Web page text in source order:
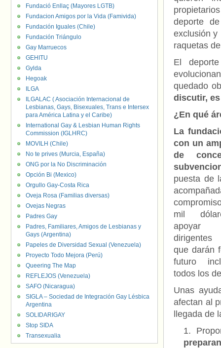
deporte
exclusión y
raquetas
El
quedado
discutir,
¿En qué
La
con un
de
puesta de
mil
dirigentes
que darán
futuro
todos los
Unas
afectan al
llegada de
Fundació Enllaç (Mayores LGTB)
Fundacion Amigos por la Vida (Famivida)
Fundación Iguales (Chile)
Fundación Triángulo
Gay Marruecos
GEHITU
Gylda
Hegoak
ILGA
ILGALAC ( Asociación Internacional de
Lesbianas, Gays, Bisexuales, Trans e Intersex
para América Latina y el Caribe)
International Gay & Lesbian Human Rights
Commission (IGLHRC)
MOVILH (Chile)
No te prives (Murcia, España)
ONG por la No Discriminación
Opción Bi (Mexico)
Orgullo Gay-Costa Rica
Oveja Rosa (Familias diversas)
Ovejas Negras
Padres Gay
Padres, Familiares, Amigos de Lesbianas y
Gays (Argentina)
Papeles de Diversidad Sexual (Venezuela)
Proyecto Todo Mejora (Perú)
Queering The Map
REFLEJOS (Venezuela)
SAFO (Nicaragua)
SIGLA – Sociedad de Integración Gay Lésbica
Argentina
SOLIDARIGAY
Stop SIDA
Transexualia